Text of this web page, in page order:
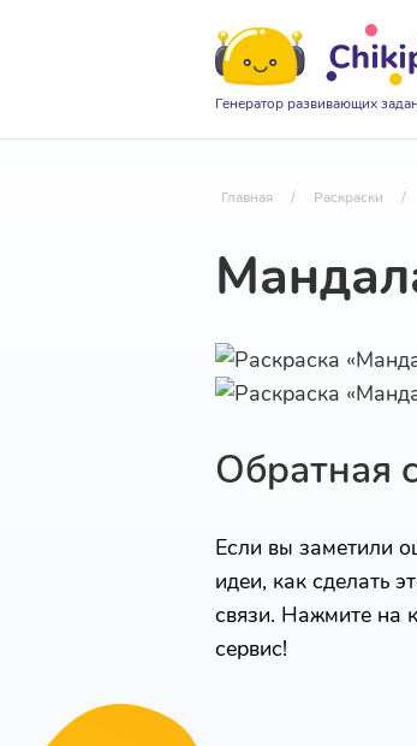
Генератор развивающих
Главная / Раскраски /
Обратная
Если вы заметили
идеи, как сделать
связи. Нажмите на
сервис!